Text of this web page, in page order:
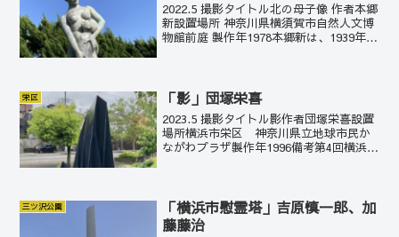
2022.5 撮影タイトル北の母子像 作者本郷
新設置場所 神奈川県横須賀市自然人文博
物館前庭 製作年1978本郷新は、1939年に
この...
栄区 「影」団塚栄喜
2023.5 撮影タイトル影作者団塚栄喜設置
場所横浜市栄区 神奈川県立地球市民か
ながわプラザ製作年1996備考第4回横浜彫
ドス...
三ツ沢公園
「横浜市慰霊塔」吉原慎一郎、加
藤藤治